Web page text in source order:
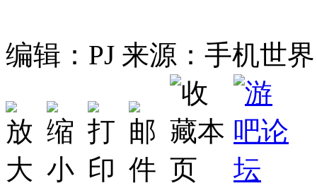
编辑：PJ 来源：手机世界